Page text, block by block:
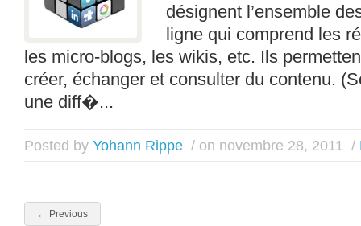
désignent l’ensemble
ligne qui comprend les
les micro-blogs, les wikis, etc. Ils
créer, échanger et consulter du contenu.
une diff�...
Posted by Yohann Rippe / on novembre 28, 2011 /
← Previous